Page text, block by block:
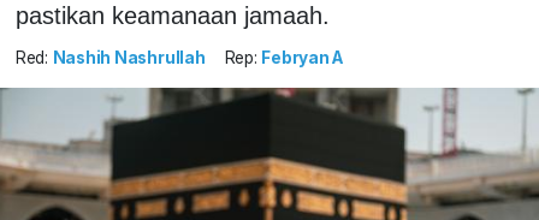
pastikan keamanaan jamaah.
Red: Nashih Nashrullah Rep: Febryan A